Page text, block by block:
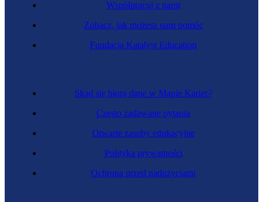
Organizator usług kateringowych
Skąd się biorą dane w Mapie Karier?
Często zadawane pytania
Otwarte zasoby edukacyjne
Polityka prywatności
Ochrona przed nadużyciami
Współpracuj z nami
Zobacz, jak możesz nam pomóc
Fundacja Katalyst Education